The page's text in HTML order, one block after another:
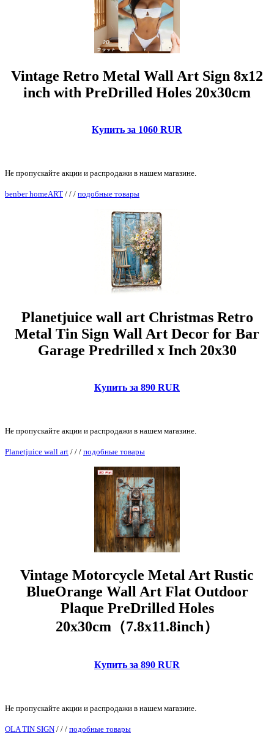
Vintage Retro Metal Wall Art Sign 8x12
inch with PreDrilled Holes 20x30cm
Купить за 1060 RUR
Не пропускайте акции и распродажи в нашем магазине.
benber homeART / / / подобные товары
Planetjuice wall art Christmas Retro
Metal Tin Sign Wall Art Decor for Bar
Garage Predrilled x Inch 20x30
Купить за 890 RUR
Не пропускайте акции и распродажи в нашем магазине.
Planetjuice wall art / / / подобные товары
Vintage Motorcycle Metal Art Rustic
BlueOrange Wall Art Flat Outdoor
Plaque PreDrilled Holes
20x30cm（7.8x11.8inch）
Купить за 890 RUR
Не пропускайте акции и распродажи в нашем магазине.
OLA TIN SIGN / / / подобные товары